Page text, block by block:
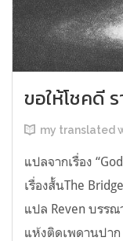
ขอให้โชคดี
my translated
แปลจากเรื่อง
เรื่องสั้นThe
แปล Reven บรร
แห้งติดเพดานปาก